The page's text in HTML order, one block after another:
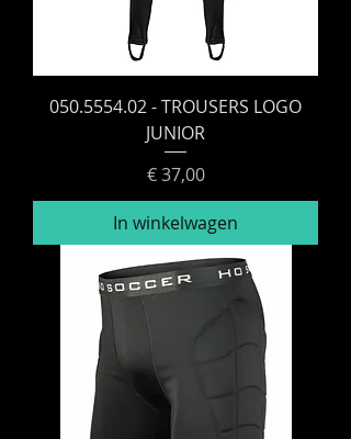
050.5554.02 - TROUSERS LOGO
JUNIOR
Prijs
€ 37,00
In winkelwagen